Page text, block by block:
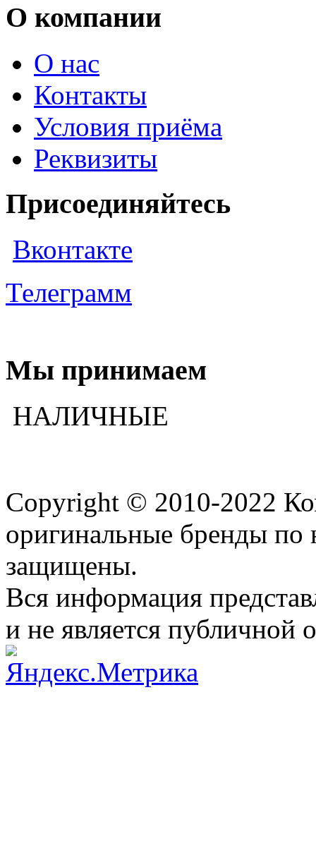
О компании
О нас
Контакты
Условия приёма
Реквизиты
Присоединяйтесь
Вконтакте
Телеграмм
Мы принимаем
НАЛИЧНЫЕ
Copyright © 2010-2022
оригинальные бренды по
защищены.
Вся информация
и не является публичной